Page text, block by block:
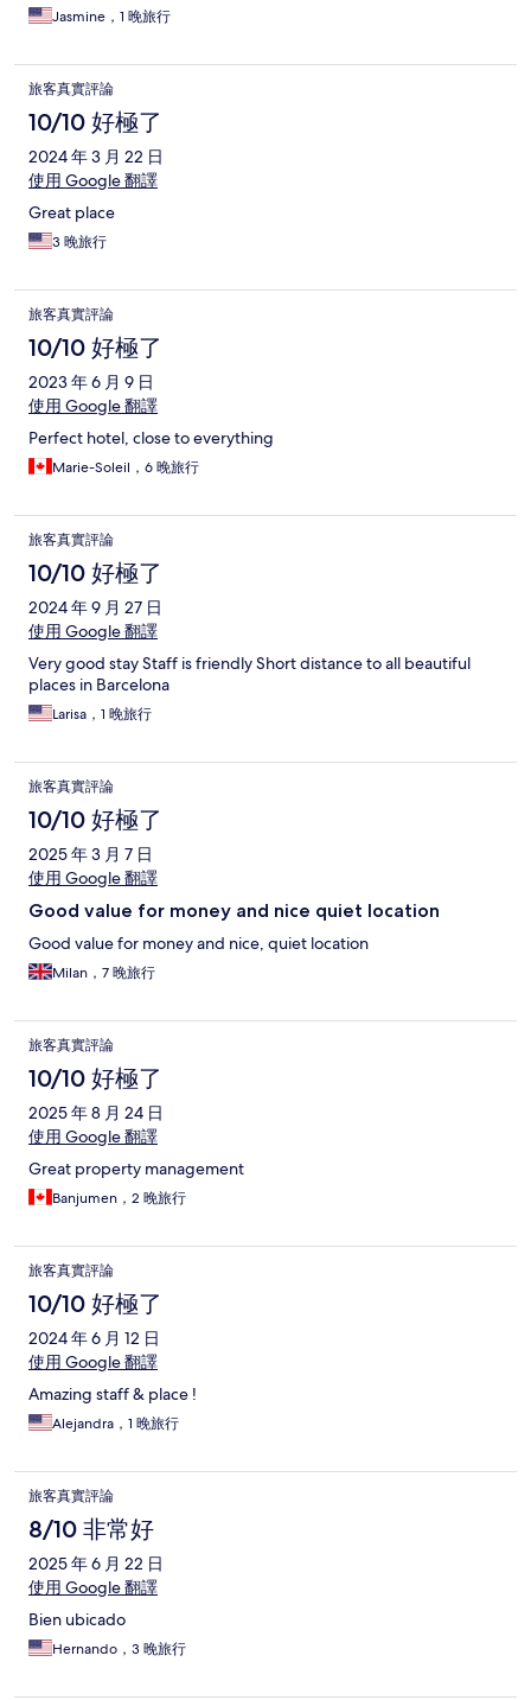
Jasmine，1 晚旅行
旅客真實評論
10/10 好極了
2024 年 3 月 22 日
使用 Google 翻譯
Great place
3 晚旅行
旅客真實評論
10/10 好極了
2023 年 6 月 9 日
使用 Google 翻譯
Perfect hotel, close to everything
Marie-Soleil，6 晚旅行
旅客真實評論
10/10 好極了
2024 年 9 月 27 日
使用 Google 翻譯
Very good stay Staff is friendly Short distance to all beautiful
places in Barcelona
Larisa，1 晚旅行
旅客真實評論
10/10 好極了
2025 年 3 月 7 日
使用 Google 翻譯
Good value for money and nice quiet location
Good value for money and nice, quiet location
Milan，7 晚旅行
旅客真實評論
10/10 好極了
2025 年 8 月 24 日
使用 Google 翻譯
Great property management
Banjumen，2 晚旅行
旅客真實評論
10/10 好極了
2024 年 6 月 12 日
使用 Google 翻譯
Amazing staff & place !
Alejandra，1 晚旅行
旅客真實評論
8/10 非常好
2025 年 6 月 22 日
使用 Google 翻譯
Bien ubicado
Hernando，3 晚旅行